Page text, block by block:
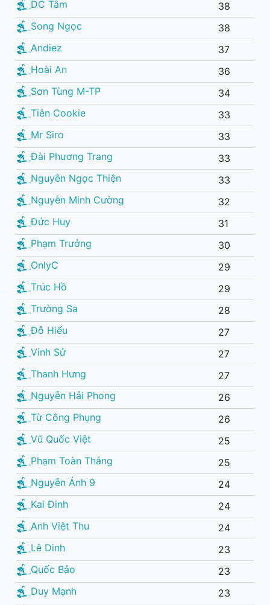
DC Tâm
38
Song Ngọc
38
Andiez
37
Hoài An
36
Sơn Tùng M-TP
34
Tiên Cookie
33
Mr Siro
33
Đài Phương Trang
33
Nguyễn Ngọc Thiện
33
Nguyễn Minh Cường
32
Đức Huy
31
Phạm Trưởng
30
OnlyC
29
Trúc Hồ
29
Trường Sa
28
Đỗ Hiếu
27
Vinh Sử
27
Thanh Hưng
27
Nguyễn Hải Phong
26
Từ Công Phụng
26
Vũ Quốc Việt
25
Phạm Toàn Thắng
25
Nguyễn Ánh 9
24
Kai Đinh
24
Anh Việt Thu
24
Lê Dinh
23
Quốc Bảo
23
Duy Mạnh
23